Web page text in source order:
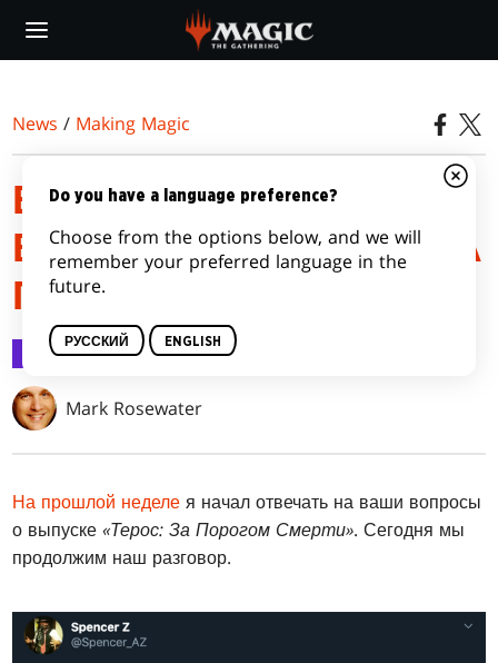
main
News / Making Magic
БОЛЬШЕ ВСЯКОЙ
ВСЯЧИНЫ: «ТЕРОС: ЗА
ПОРОГОМ СМЕРТИ»
Making Magic 4 фев. 2020 г.
Mark Rosewater
На прошлой неделе я начал отвечать на ваши вопросы
о выпуске«Терос: За Порогом Смерти». Сегодня мы
продолжим наш разговор.
Do you have a language preference?
Choose from the options below, and we will
remember your preferred language in the
future.
РУССКИЙ ENGLISH